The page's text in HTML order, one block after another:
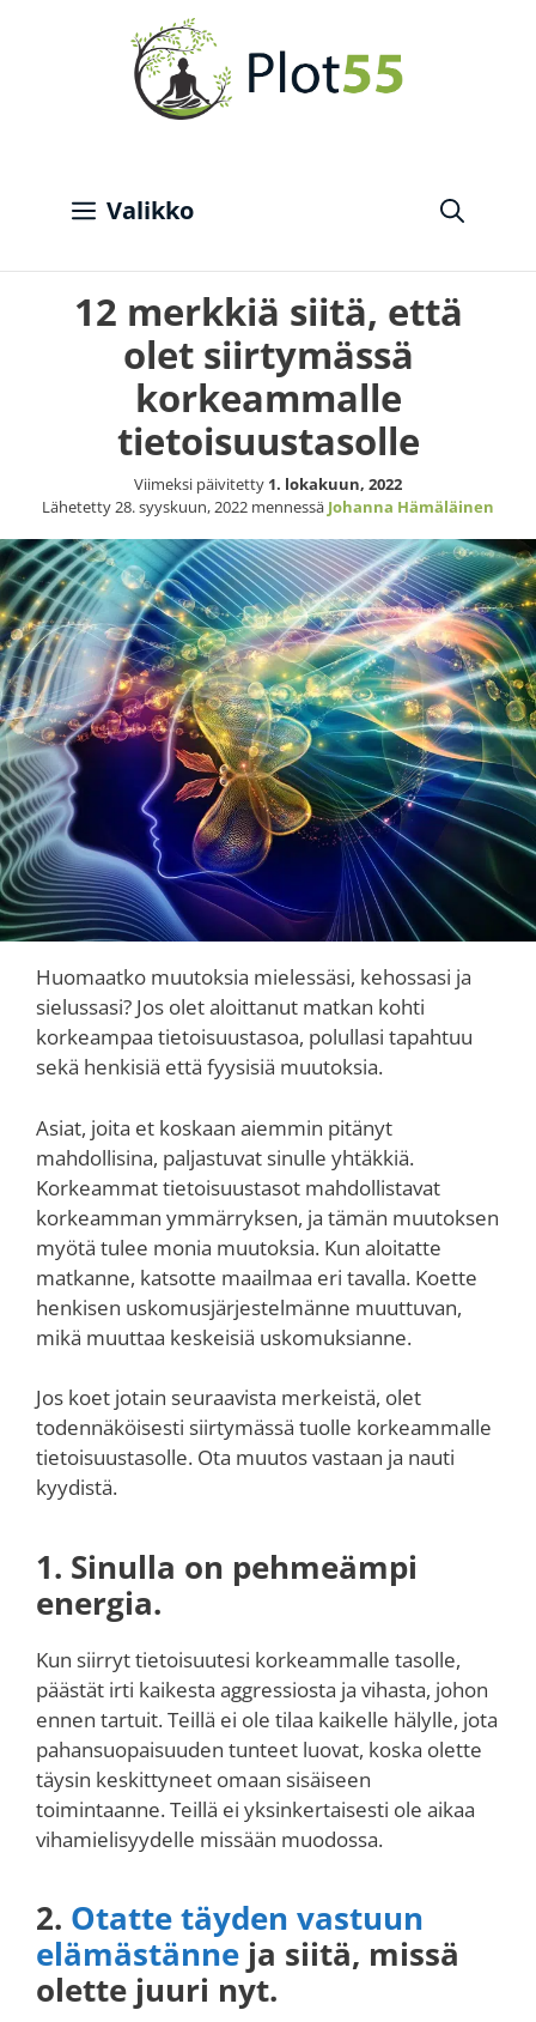
Valikko
12 merkkiä siitä, että
olet siirtymässä
korkeammalle
tietoisuustasolle
Viimeksi päivitetty 1. lokakuun, 2022
Lähetetty28. syyskuun, 2022 mennessä Johanna Hämäläinen
Huomaatko muutoksia mielessäsi, kehossasi ja
sielussasi? Jos olet aloittanut matkan kohti
korkeampaa tietoisuustasoa, polullasi tapahtuu
sekä henkisiä että fyysisiä muutoksia.
Asiat, joita et koskaan aiemmin pitänyt
mahdollisina, paljastuvat sinulle yhtäkkiä.
Korkeammat tietoisuustasot mahdollistavat
korkeamman ymmärryksen, ja tämän muutoksen
myötä tulee monia muutoksia. Kun aloitatte
matkanne, katsotte maailmaa eri tavalla. Koette
henkisen uskomusjärjestelmänne muuttuvan,
mikä muuttaa keskeisiä uskomuksianne.
Jos koet jotain seuraavista merkeistä, olet
todennäköisesti siirtymässä tuolle korkeammalle
tietoisuustasolle. Ota muutos vastaan ja nauti
kyydistä.
1. Sinulla on pehmeämpi
energia.
Kun siirryt tietoisuutesi korkeammalle tasolle,
päästät irti kaikesta aggressiosta ja vihasta, johon
ennen tartuit. Teillä ei ole tilaa kaikelle hälylle, jota
pahansuopaisuuden tunteet luovat, koska olette
täysin keskittyneet omaan sisäiseen
toimintaanne. Teillä ei yksinkertaisesti ole aikaa
vihamielisyydelle missään muodossa.
2. Otatte täyden vastuun
elämästänne ja siitä, missä
olette juuri nyt.